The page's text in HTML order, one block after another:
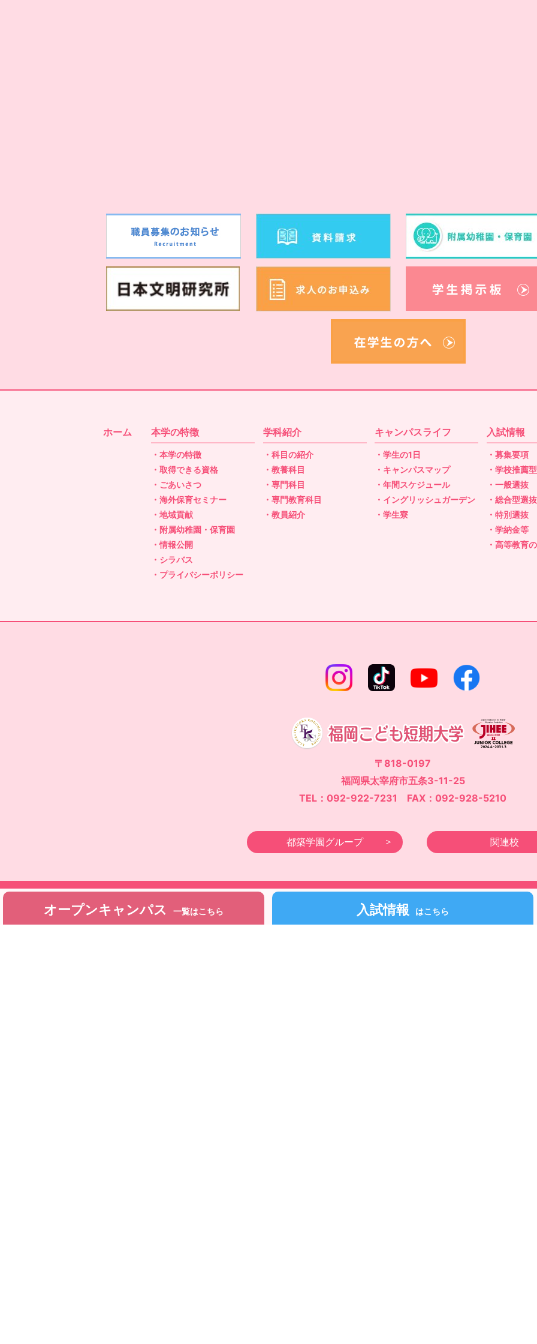
オープンキャンパス 一覧はこちら 入試情報 はこちら
ホーム 本学の特徴
・本学の特徴
・取得できる資格
・ごあいさつ
・海外保育セミナー
・地域貢献
・附属幼稚園・保育園
・情報公開
・シラバス
・プライバシーポリシー
学科紹介
・科目の紹介
・教養科目
・専門科目
・専門教育科目
・教員紹介
キャンパスライフ
・学生の1日
・キャンパスマップ
・年間スケジュール
・イングリッシュガーデン
・学生寮
入試情報
・募集要項
・学校推薦
・一般選抜
・総合型選抜
・特別選抜
・学納金等
・高等教育
〒818-0197
福岡県太宰府市五条3-11-25
TEL：092-922-7231 FAX：092-928-5210
都築学園グループ 関連校
©Fukuoka Kodomo Junior College 都築学園.All rights reserved.